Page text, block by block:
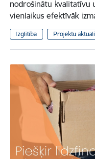
nodrošinātu kvalitatīvu
vienlaikus efektīvāk
Izglītība Projektu